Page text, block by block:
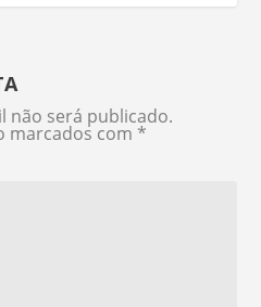
não será publicado.
marcados com *